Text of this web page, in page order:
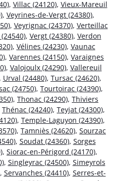
, Villac (24120), Vieux-Mareuil
, Veyrines-de-Vergt (24380),
, Veyrignac (24370), Verteillac
, Vergt (24380), Verdon
, Vélines (24230), Vaunac
, Varennes (24150), Varaignes
, Valojoulx (24290), Vallereuil
Urval (24480), Tursac (24620),
(24750), Tourtoirac (24390),
, Thonac (24290), Thiviers
Thénac (24240), Teyjat (24300),
, Temple-Laguyon (24390),
, Tamniès (24620), Sourzac
, Soudat (24360), Sorges
, Siorac-en-Périgord (24170),
, Singleyrac (24500), Simeyrols
, Servanches (24410), Serres-et-